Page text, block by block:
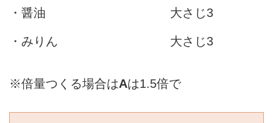
・醤油 大さじ3
・みりん 大さじ3
※倍量つくる場合はAは1.5倍で